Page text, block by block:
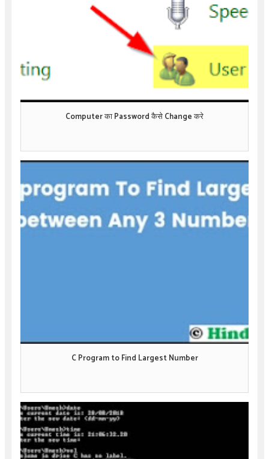
Computer का Password कैसे Change करे
C Program to Find Largest Number